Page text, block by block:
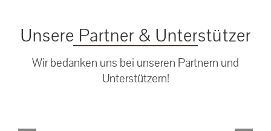
Unsere Partner & Unterstützer
Wir bedanken uns bei unseren Partnern und
Unterstützern!